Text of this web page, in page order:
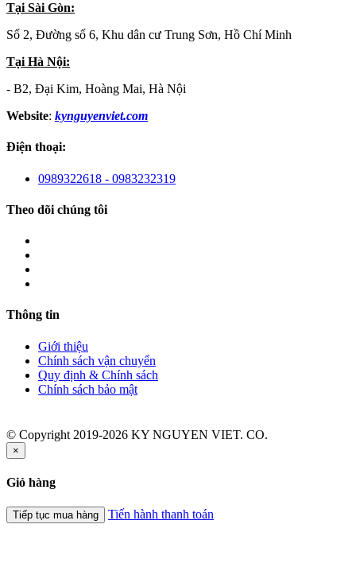
Tại Sài Gòn:
Số 2, Đường số 6, Khu dân cư Trung Sơn, Hồ Chí Minh
Tại Hà Nội:
- B2, Đại Kim, Hoàng Mai, Hà Nội
Website: kynguyenviet.com
Điện thoại:
0989322618 - 0983232319
Theo dõi chúng tôi
Thông tin
Giới thiệu
Chính sách vận chuyển
Quy định & Chính sách
Chính sách bảo mật
© Copyright 2019-2026 KY NGUYEN VIET. CO.
×
Giỏ hàng
Tiếp tục mua hàng Tiến hành thanh toán